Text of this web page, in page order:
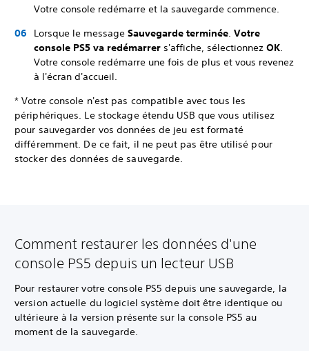
Votre console redémarre et la sauvegarde commence.
Lorsque le message Sauvegarde terminée. Votre
console PS5 va redémarrer s'affiche, sélectionnez OK.
Votre console redémarre une fois de plus et vous revenez
à l'écran d'accueil.
* Votre console n'est pas compatible avec tous les
périphériques. Le stockage étendu USB que vous utilisez
pour sauvegarder vos données de jeu est formaté
différemment. De ce fait, il ne peut pas être utilisé pour
stocker des données de sauvegarde.
Comment restaurer les données d'une
console PS5 depuis un lecteur USB
Pour restaurer votre console PS5 depuis une sauvegarde, la
version actuelle du logiciel système doit être identique ou
ultérieure à la version présente sur la console PS5 au
moment de la sauvegarde.